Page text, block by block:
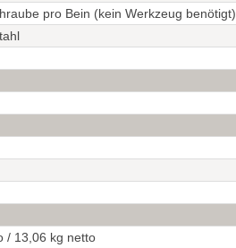
pro Bein (kein Werkzeug benötigt)
/ 13,06 kg netto